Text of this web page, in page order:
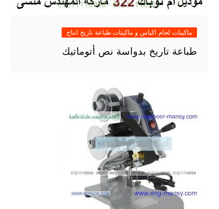
ماكينات لحام اكياس و ماكينات طباعة تاريخ انتاج
طباعة تاريخ بدواسة نص أتوماتيك